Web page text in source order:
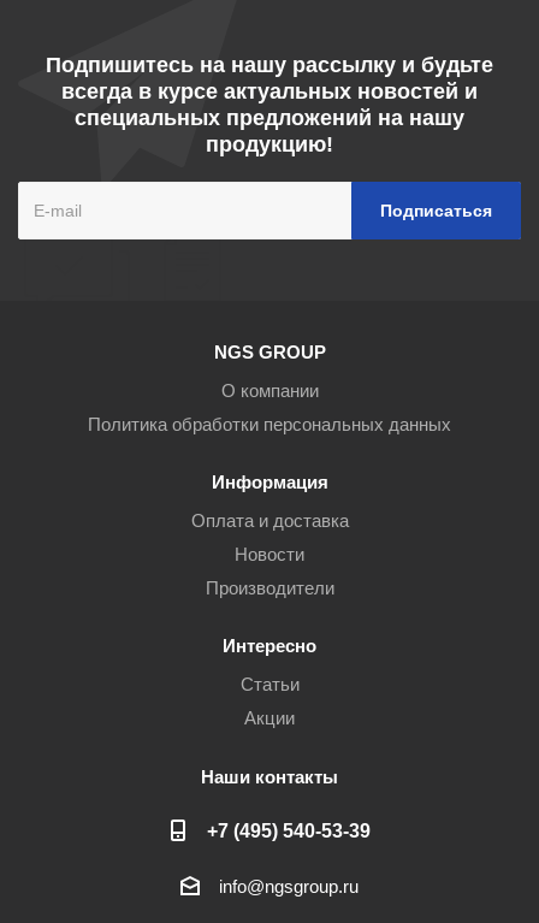
Подпишитесь на нашу рассылку и будьте
всегда в курсе актуальных новостей и
специальных предложений на нашу
продукцию!
NGS GROUP
О компании
Политика обработки персональных данных
Информация
Оплата и доставка
Новости
Производители
Интересно
Статьи
Акции
Наши контакты
+7 (495) 540-53-39
info@ngsgroup.ru